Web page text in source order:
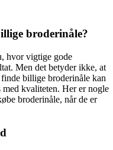
broderinåle?
hvor vigtige gode
Men det betyder ikke, at
billige broderinåle kan
med kvaliteten. Her er nogle
broderinåle, når de er